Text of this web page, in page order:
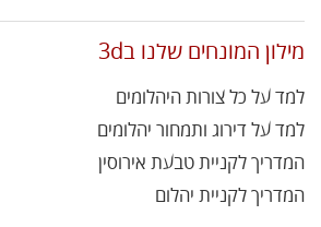
מילון המונחים שלנו ב3d
למד על כל צורות היהלומים
למד על דירוג ותמחור יהלומים
המדריך לקניית טבעת אירוסין
המדריך לקניית יהלום